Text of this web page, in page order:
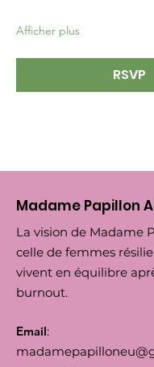
Afficher plus
RSVP
Madame Papillon
La vision de Madame
celle de femmes
vivent en équilibre
burnout.
Email: